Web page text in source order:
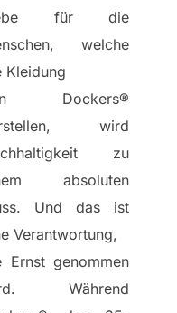
für die
welche
Kleidung
Dockers®
wird
zu
absoluten
Und das ist
Verantwortung,
Ernst genommen
Während